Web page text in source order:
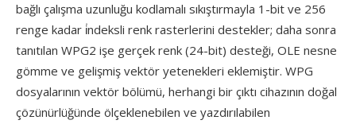
bağlı çalışma uzunluğu kodlamalı sıkıştırmayla 1-bit ve 256
renge kadar i̇ndeksli renk rasterlerini destekler; daha sonra
tanıtılan WPG2 işe gerçek renk (24-bit) desteği, OLE nesne
gömme ve gelişmiş vektör yetenekleri eklemiştir. WPG
dosyalarının vektör bölümü, herhangi bir çıktı cihazının doğal
çözünürlüğünde ölçeklenebilen ve yazdırılabilen